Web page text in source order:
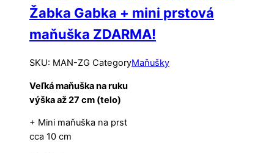
Žabka Gabka + mini prstová
maňuška ZDARMA!
SKU: MAN-ZG CategoryMaňušky
Veľká maňuška na ruku
výška až 27 cm (telo)
+ Mini maňuška na prst
cca 10 cm